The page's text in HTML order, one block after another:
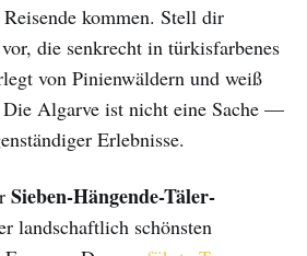
kommen. Stell dir
die senkrecht in türkisfarbenes
von Pinienwäldern und weiß
Die Algarve ist nicht eine Sache —
Erlebnisse.
Sieben-Hängende-Täler-
landschaftlich schönsten